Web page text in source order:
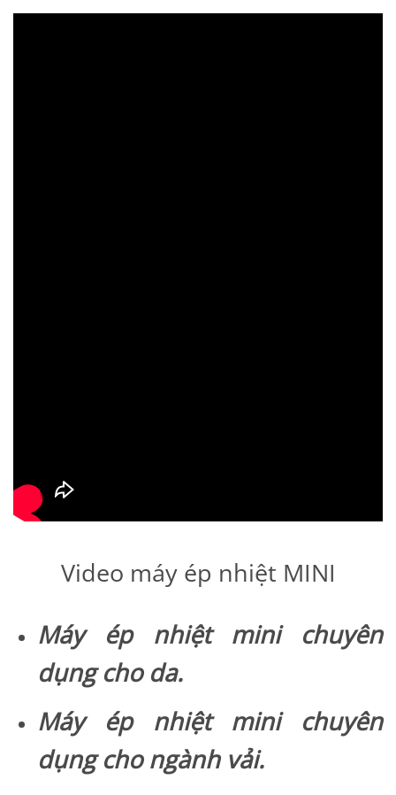
Video máy ép nhiệt MINI
Máy ép nhiệt mini chuyên
dụng cho da.
Máy ép nhiệt mini chuyên
dụng cho ngành vải.